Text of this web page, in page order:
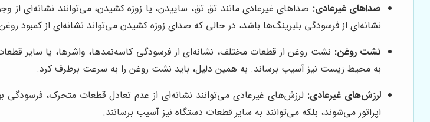
صداهای غیرعادی: صداهای غیرعادی مانند تق تق، ساییدن، یا زوزه کشیدن، می‌توانند نشانه‌ای
نشانه‌ای از فرسودگی بلبرینگ‌ها باشد، در حالی که صدای زوزه کشیدن می‌تواند نشانه‌ای از کمبود
نشت روغن: نشت روغن از قطعات مختلف، نشانه‌ای از فرسودگی کاسه‌نمدها، واشرها، یا سایر
به محیط زیست نیز آسیب برساند. به همین دلیل، باید نشت روغن را به سرعت برطرف کرد.
لرزش‌های غیرعادی: لرزش‌های غیرعادی می‌توانند نشانه‌ای از عدم تعادل قطعات متحرک،
اپراتور می‌شوند، بلکه می‌توانند به سایر قطعات دستگاه نیز آسیب برسانند.